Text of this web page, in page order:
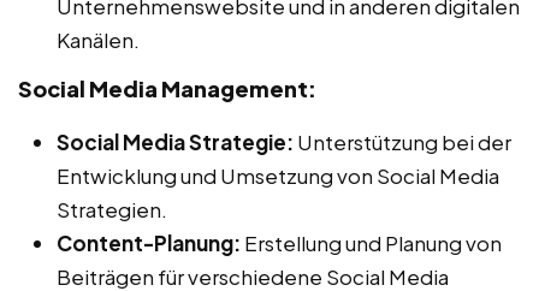
Unternehmenswebsite und in anderen digitalen
Kanälen.
Social Media Management:
Social Media Strategie: Unterstützung bei der
Entwicklung und Umsetzung von Social Media
Strategien.
Content-Planung: Erstellung und Planung von
Beiträgen für verschiedene Social Media